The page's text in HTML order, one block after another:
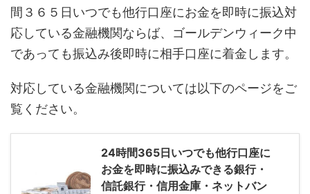
間３６５日いつでも他行口座にお金を即時に振込対
応している金融機関ならば、ゴールデンウィーク中
であっても振込み後即時に相手口座に着金します。
対応している金融機関については以下のページをご
覧ください。
24時間365日いつでも他行口座に
お金を即時に振込みできる銀行・
信託銀行・信用金庫・ネットバン